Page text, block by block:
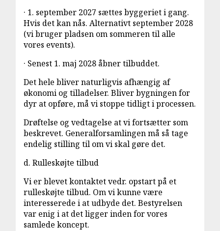
· 1. september 2027 sættes byggeriet i gang.
Hvis det kan nås. Alternativt september 2028
(vi bruger pladsen om sommeren til alle
vores events).
· Senest 1. maj 2028 åbner tilbuddet.
Det hele bliver naturligvis afhængig af
økonomi og tilladelser. Bliver bygningen for
dyr at opføre, må vi stoppe tidligt i processen.
Drøftelse og vedtagelse at vi fortsætter som
beskrevet. Generalforsamlingen må så tage
endelig stilling til om vi skal gøre det.
d. Rulleskøjte tilbud
Vi er blevet kontaktet vedr. opstart på et
rulleskøjte tilbud. Om vi kunne være
interesserede i at udbyde det. Bestyrelsen
var enig i at det ligger inden for vores
samlede koncept.